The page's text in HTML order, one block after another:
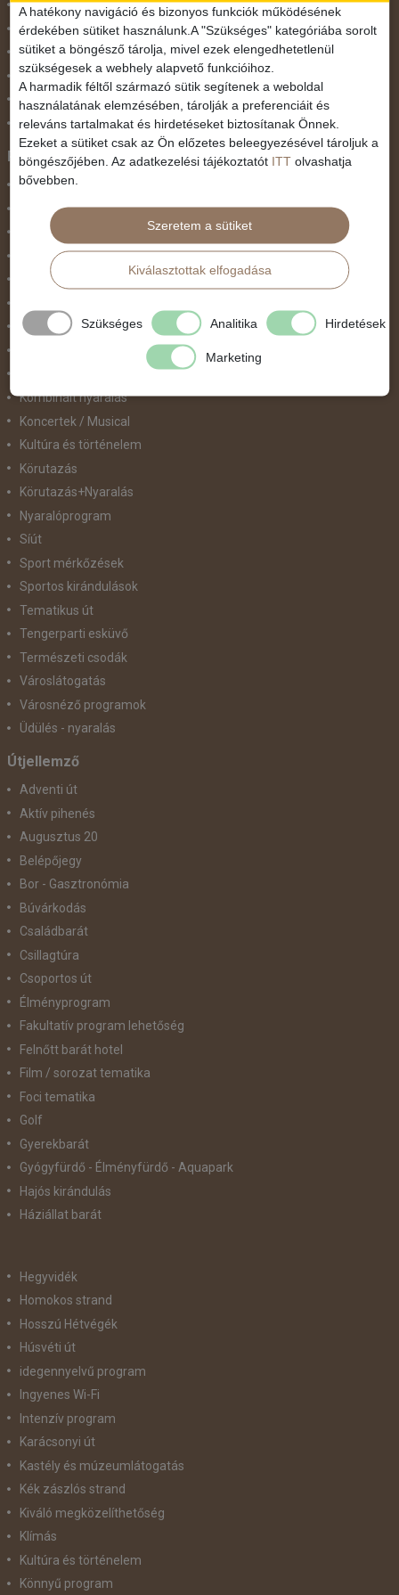
November 1.
Október 23.
Pünkösdi utazás
Szilveszter
Tavaszi szünet
Valentin nap
Programtípus
1 napos utak
Belépőjegy
Egyéni út
Egzotikus út
Fesztiválok
Gyalogtúra
Ifjúsági program / Osztálykirándulás
Kombinált nyaralás
Koncertek / Musical
Kultúra és történelem
Körutazás
Körutazás+Nyaralás
Nyaralóprogram
Síút
Sport mérkőzések
Sportos kirándulások
Tematikus út
Tengerparti esküvő
Természeti csodák
Városlátogatás
Városnéző programok
Üdülés - nyaralás
Útjellemző
Adventi út
Aktív pihenés
Augusztus 20
Belépőjegy
Bor - Gasztronómia
Búvárkodás
Családbarát
Csillagtúra
Csoportos út
Élményprogram
Fakultatív program lehetőség
Felnőtt barát hotel
Film / sorozat tematika
Foci tematika
Golf
Gyerekbarát
Gyógyfürdő - Élményfürdő - Aquapark
Hajós kirándulás
Háziállat barát
Hegyvidék
Homokos strand
Hosszú Hétvégék
Húsvéti út
idegennyelvű program
Ingyenes Wi-Fi
Intenzív program
Karácsonyi út
Kastély és múzeumlátogatás
Kék zászlós strand
Kiváló megközelíthetőség
Klímás
Kultúra és történelem
Könnyű program
A hatékony navigáció és bizonyos funkciók működésének
érdekében sütiket használunk.A "Szükséges" kategóriába sorolt
sütiket a böngésző tárolja, mivel ezek elengedhetetlenül
szükségesek a webhely alapvető funkcióihoz.
A harmadik féltől származó sütik segítenek a weboldal
használatának elemzésében, tárolják a preferenciáit és
releváns tartalmakat és hirdetéseket biztosítanak Önnek.
Ezeket a sütiket csak az Ön előzetes beleegyezésével tároljuk a
böngészőjében. Az adatkezelési tájékoztatót ITT olvashatja
bővebben.
Szeretem a sütiket
Kiválasztottak elfogadása
Szükséges Analitika Hirdetések
Marketing